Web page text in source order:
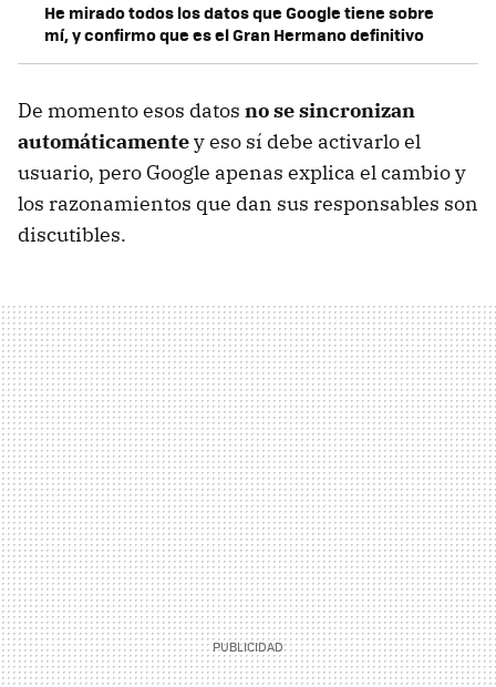
He mirado todos los datos que Google tiene sobre
mí, y confirmo que es el Gran Hermano definitivo
De momento esos datos no se sincronizan
automáticamentey eso sí debe activarlo el
usuario, pero Google apenas explica el cambio y
los razonamientos que dan sus responsables son
discutibles.